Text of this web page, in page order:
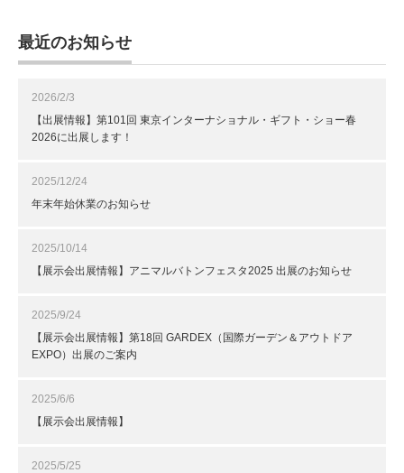
最近のお知らせ
2026/2/3
【出展情報】第101回 東京インターナショナル・ギフト・ショー春
2026に出展します！
2025/12/24
年末年始休業のお知らせ
2025/10/14
【展示会出展情報】アニマルバトンフェスタ2025 出展のお知らせ
2025/9/24
【展示会出展情報】第18回 GARDEX（国際ガーデン＆アウトドア
EXPO）出展のご案内
2025/6/6
【展示会出展情報】
2025/5/25